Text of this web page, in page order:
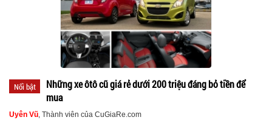
Nổi bật
Những xe ôtô cũ giá rẻ dưới 200 triệu đáng bỏ tiền để
mua
Uyên Vũ, Thành viên của CuGiaRe.com